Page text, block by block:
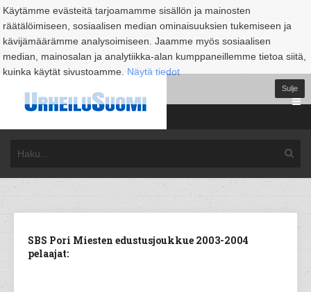
Käytämme evästeitä tarjoamamme sisällön ja mainosten
räätälöimiseen, sosiaalisen median ominaisuuksien tukemiseen ja
kävijämäärämme analysoimiseen. Jaamme myös sosiaalisen
median, mainosalan ja analytiikka-alan kumppaneillemme tietoa siitä,
kuinka käytät sivustoamme. Näytä tiedot
Sulje
SBS Pori Miesten edustusjoukkue 2003-2004
pelaajat: